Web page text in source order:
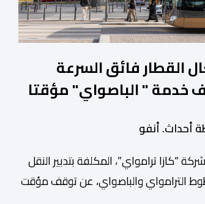
القطار فائق السرعة
خدمة " الباصواي" مؤقتا
بالبيضاء
أحداث. أنفو
“كازا ترامواي”، المكلفة بتدبير النقل
الترامواي والباصواي، عن توقف مؤقت